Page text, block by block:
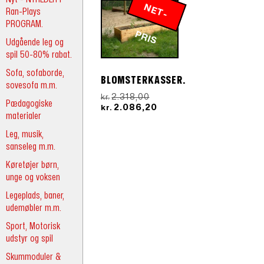
Ran-Plays
PROGRAM.
Udgående leg og
spil 50-80% rabat.
Sofa, sofaborde,
sovesofa m.m.
Pædagogiske
materialer
Leg, musik,
sanseleg m.m.
Køretøjer børn,
unge og voksen
Legeplads, baner,
udemøbler m.m.
Sport, Motorisk
udstyr og spil
Skummoduler &
N
E
T
-
P
R
IS
BLOMSTERKASSER.
kr. 2.318,00Den
oprindelige
kr. 2.086,20Den